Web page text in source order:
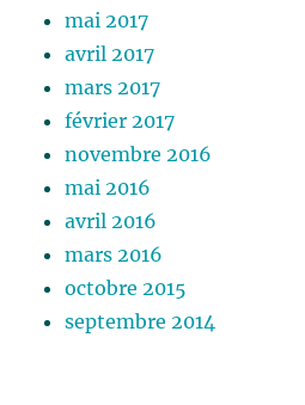
mai 2017
avril 2017
mars 2017
février 2017
novembre 2016
mai 2016
avril 2016
mars 2016
octobre 2015
septembre 2014